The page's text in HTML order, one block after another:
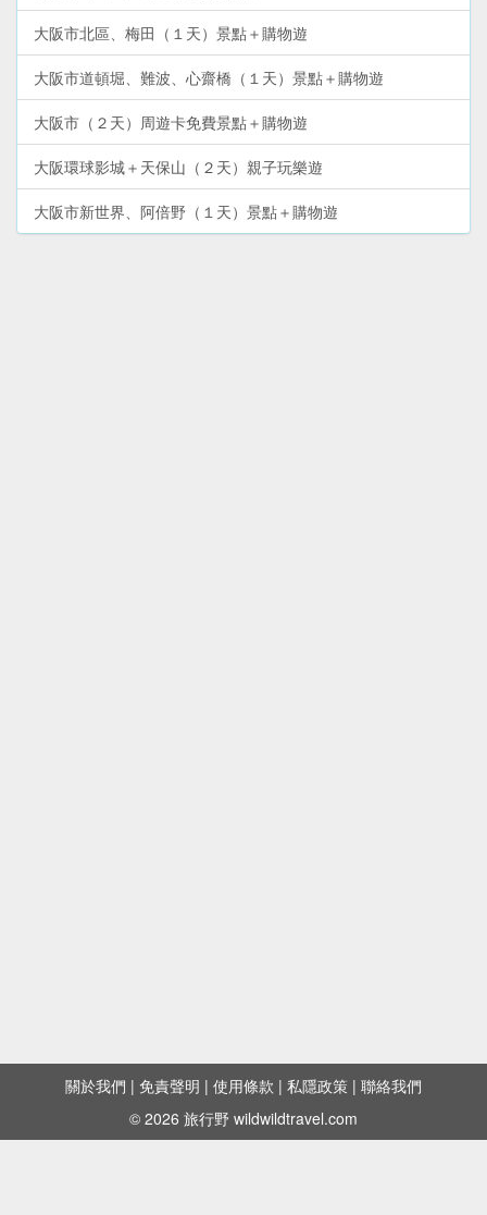
大阪市北區、梅田（１天）景點＋購物遊
大阪市道頓堀、難波、心齋橋（１天）景點＋購物遊
大阪市（２天）周遊卡免費景點＋購物遊
大阪環球影城＋天保山（２天）親子玩樂遊
大阪市新世界、阿倍野（１天）景點＋購物遊
關於我們 | 免責聲明 | 使用條款 | 私隱政策 | 聯絡我們
© 2026 旅行野 wildwildtravel.com